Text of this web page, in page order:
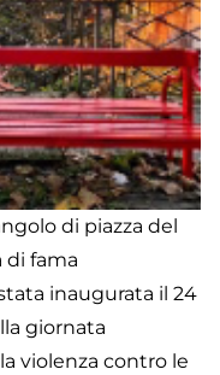
di piazza del
di fama
inaugurata il 24
giornata
violenza contro le